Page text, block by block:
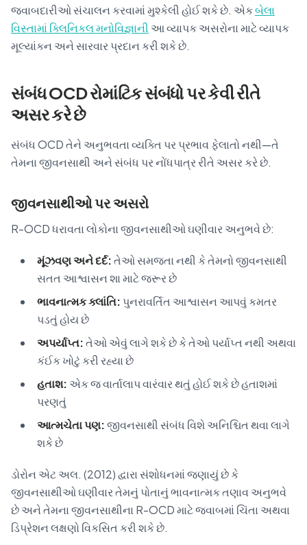
જવાબદારીઓ સંચાલન કરવામાં મુશ્કેલી હોઈ શકે છે. એકબેલા
વિસ્તામાં ક્લિનિકલ મનોવિજ્ઞાની આ વ્યાપક અસરોના માટે વ્યાપક
મૂલ્યાંકન અને સારવાર પ્રદાન કરી શકે છે.
સંબંધ OCD રોમાંટિક સંબંધો પર કેવી રીતે
અસર કરે છે
સંબંધ OCD તેને અનુભવતા વ્યક્તિ પર પ્રભાવ ફેલાતો નથી—તે
તેમના જીવનસાથી અને સંબંધ પર નોંધપાત્ર રીતે અસર કરે છે.
જીવનસાથીઓ પર અસરો
R-OCD ધરાવતા લોકોના જીવનસાથીઓ ઘણીવાર અનુભવે છે:
મૂંઝવણ અને દર્દ:તેઓ સમજતા નથી કે તેમનો જીવનસાથી
સતત આશ્વાસન શા માટે જરૂર છે
ભાવનાત્મક ક્લાંતિ: પુનરાવર્તિત આશ્વાસન આપવું કમતર
પડતું હોય છે
અપર્યાપ્ત:તેઓ એવું લાગે શકે છે કે તેઓ પર્યાપ્ત નથી અથવા
કંઈક ખોટું કરી રહ્યા છે
હતાશ: એક જ વાર્તાલાપ વારંવાર થતું હોઈ શકે છે હતાશમાં
પરણતું
આત્મચેતા પણ:જીવનસાથી સંબંધ વિશે અનિશ્ચિત થવા લાગે
શકે છે
ડોરોન એટ અલ. (2012) દ્વારા સંશોધનમાં જણાયું છે કે
જીવનસાથીઓ ઘણીવાર તેમનું પોતાનું ભાવનાત્મક તણાવ અનુભવે
છે અને તેમના જીવનસાથીના R-OCD માટે જવાબમાં ચિંતા અથવા
ડિપ્રેશન લક્ષણો વિકસિત કરી શકે છે.